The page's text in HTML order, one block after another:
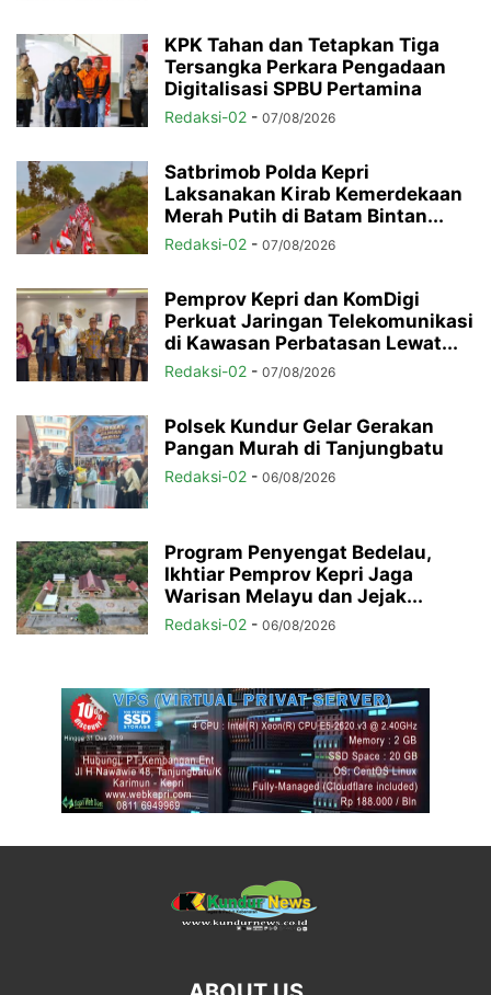
KPK Tahan dan Tetapkan Tiga
Tersangka Perkara Pengadaan
Digitalisasi SPBU Pertamina
Redaksi-02 - 07/08/2026
Satbrimob Polda Kepri
Laksanakan Kirab Kemerdekaan
Merah Putih di Batam Bintan...
Redaksi-02 - 07/08/2026
Pemprov Kepri dan KomDigi
Perkuat Jaringan Telekomunikasi
di Kawasan Perbatasan Lewat...
Redaksi-02 - 07/08/2026
Polsek Kundur Gelar Gerakan
Pangan Murah di Tanjungbatu
Redaksi-02 - 06/08/2026
Program Penyengat Bedelau,
Ikhtiar Pemprov Kepri Jaga
Warisan Melayu dan Jejak...
Redaksi-02 - 06/08/2026